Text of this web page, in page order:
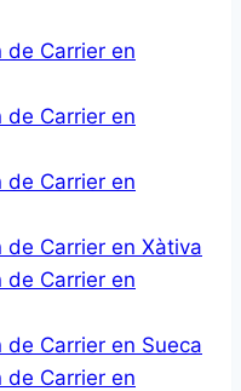
de Carrier en
de Carrier en
de Carrier en
Carrier en Xàtiva
de Carrier en
Carrier en Sueca
de Carrier en